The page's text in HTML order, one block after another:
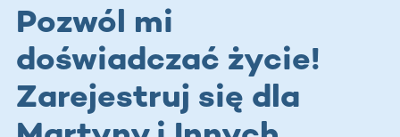
Pozwól mi
doświadczać życie!
Zarejestruj się dla